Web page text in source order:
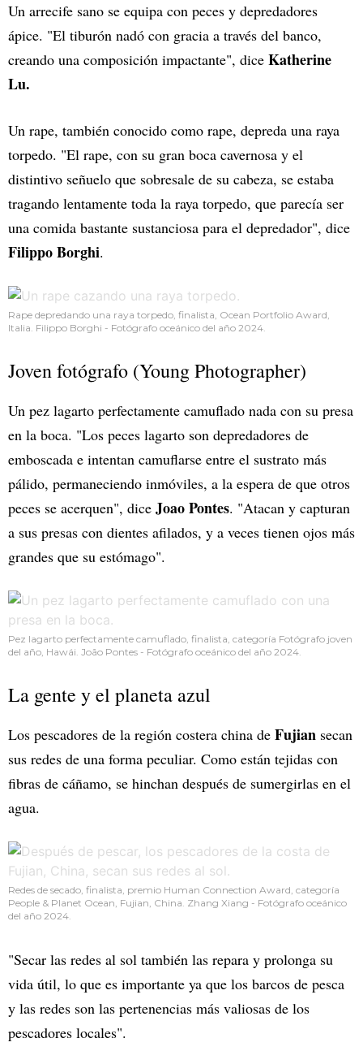
Un arrecife sano se equipa con peces y depredadores
ápice. "El tiburón nadó con gracia a través del banco,
creando una composición impactante", dice Katherine
Lu.
Un rape, también conocido como rape, depreda una raya
torpedo. "El rape, con su gran boca cavernosa y el
distintivo señuelo que sobresale de su cabeza, se estaba
tragando lentamente toda la raya torpedo, que parecía ser
una comida bastante sustanciosa para el depredador", dice
Filippo Borghi.
Rape depredando una raya torpedo, finalista, Ocean Portfolio Award,
Italia. Filippo Borghi - Fotógrafo oceánico del año 2024.
Joven fotógrafo (Young Photographer)
Un pez lagarto perfectamente camuflado nada con su presa
en la boca. "Los peces lagarto son depredadores de
emboscada e intentan camuflarse entre el sustrato más
pálido, permaneciendo inmóviles, a la espera de que otros
peces se acerquen", dice Joao Pontes. "Atacan y capturan
a sus presas con dientes afilados, y a veces tienen ojos más
grandes que su estómago".
Pez lagarto perfectamente camuflado, finalista, categoría Fotógrafo joven
del año, Hawái. João Pontes - Fotógrafo oceánico del año 2024.
La gente y el planeta azul
Los pescadores de la región costera china de Fujian secan
sus redes de una forma peculiar. Como están tejidas con
fibras de cáñamo, se hinchan después de sumergirlas en el
agua.
Redes de secado, finalista, premio Human Connection Award, categoría
People & Planet Ocean, Fujian, China. Zhang Xiang - Fotógrafo oceánico
del año 2024.
"Secar las redes al sol también las repara y prolonga su
vida útil, lo que es importante ya que los barcos de pesca
y las redes son las pertenencias más valiosas de los
pescadores locales".